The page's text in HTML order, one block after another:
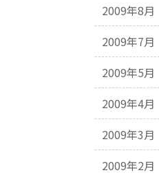
2009年8月
2009年7月
2009年5月
2009年4月
2009年3月
2009年2月